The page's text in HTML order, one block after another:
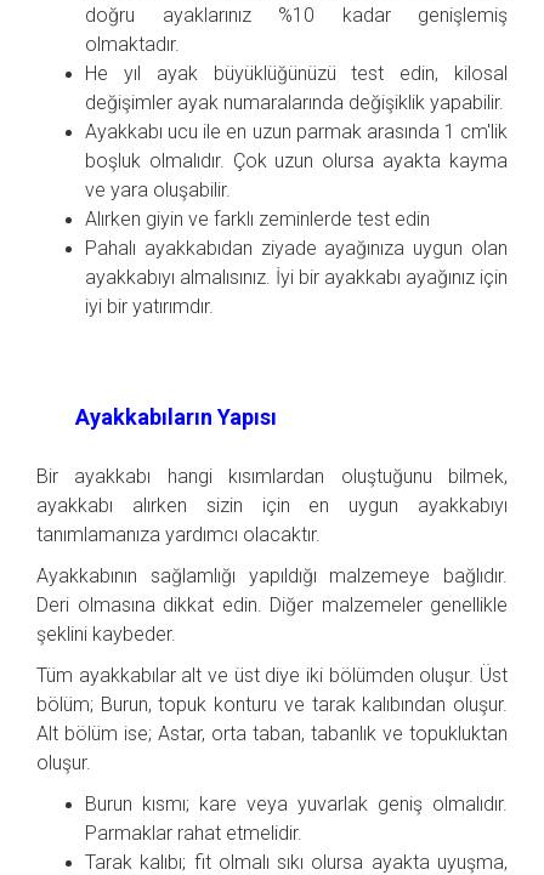
doğru ayaklarınız %10 kadar genişlemiş
olmaktadır.
He yıl ayak büyüklüğünüzü test edin, kilosal
değişimler ayak numaralarında değişiklik yapabilir.
Ayakkabı ucu ile en uzun parmak arasında 1 cm'lik
boşluk olmalıdır. Çok uzun olursa ayakta kayma
ve yara oluşabilir.
Alırken giyin ve farklı zeminlerde test edin
Pahalı ayakkabıdan ziyade ayağınıza uygun olan
ayakkabıyı almalısınız. İyi bir ayakkabı ayağınız için
iyi bir yatırımdır.
Ayakkabıların Yapısı
Bir ayakkabı hangi kısımlardan oluştuğunu bilmek,
ayakkabı alırken sizin için en uygun ayakkabıyı
tanımlamanıza yardımcı olacaktır.
Ayakkabının sağlamlığı yapıldığı malzemeye bağlıdır.
Deri olmasına dikkat edin. Diğer malzemeler genellikle
şeklini kaybeder.
Tüm ayakkabılar alt ve üst diye iki bölümden oluşur. Üst
bölüm; Burun, topuk konturu ve tarak kalıbından oluşur.
Alt bölüm ise; Astar, orta taban, tabanlık ve topukluktan
oluşur.
Burun kısmı; kare veya yuvarlak geniş olmalıdır.
Parmaklar rahat etmelidir.
Tarak kalıbı; fit olmalı sıkı olursa ayakta uyuşma,